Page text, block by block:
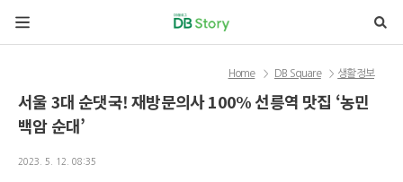
Home > DB Square > 생활정보
서울 3대 순댓국! 재방문의사 100% 선릉역 맛집 ‘농민
백암 순대’
2023. 5. 12. 08:35